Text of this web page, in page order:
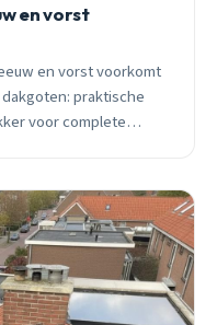
en vorst
en vorst voorkomt
praktische
voor complete